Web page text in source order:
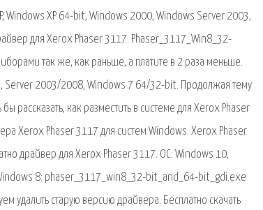
Windows XP 64-bit, Windows 2000, Windows Server 2003,
для Xerox Phaser 3117. Phaser_3117_Win8_32-
так же, как раньше, а платите в 2 раза меньше.
Server 2003/2008, Windows 7 64/32-bit. Продолжая тему
рассказать, как разместить в системе для Xerox Phaser
Xerox Phaser 3117 для систем Windows. Xerox Phaser
драйвер для Xerox Phaser 3117. ОС: Windows 10,
8: phaser_3117_win8_32-bit_and_64-bit_gdi.exe
удалить старую версию драйвера. Бесплатно скачать